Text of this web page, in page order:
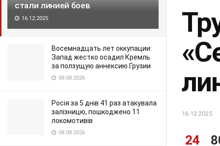
стали линией боев
16.12.2025
Восемнадцать лет оккупации:
Запад жестко осадил Кремль
за ползущую аннексию Грузии
08.08.2026
Росія за 5 днів 41 раз атакувала
залізницю, пошкоджено 11
локомотивів
08.08.2026
16.12.2025
24